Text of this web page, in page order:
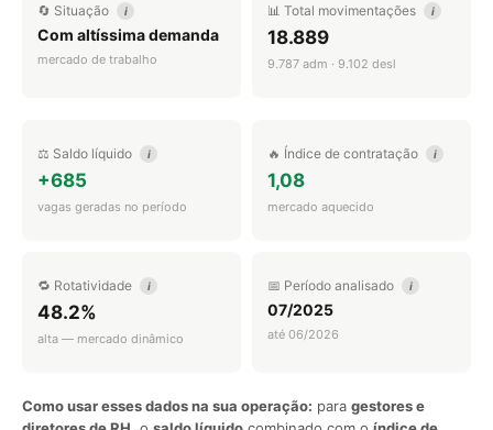
🔄 Situação i
Com altíssima demanda
mercado de trabalho
📊 Total movimentações i
18.889
9.787 adm · 9.102 desl
⚖️ Saldo líquido i
+685
vagas geradas no período
🔥 Índice de contratação i
1,08
mercado aquecido
🔁 Rotatividade i
48.2%
alta — mercado dinâmico
📅 Período analisado i
07/2025
até 06/2026
Como usar esses dados na sua operação: para gestores e